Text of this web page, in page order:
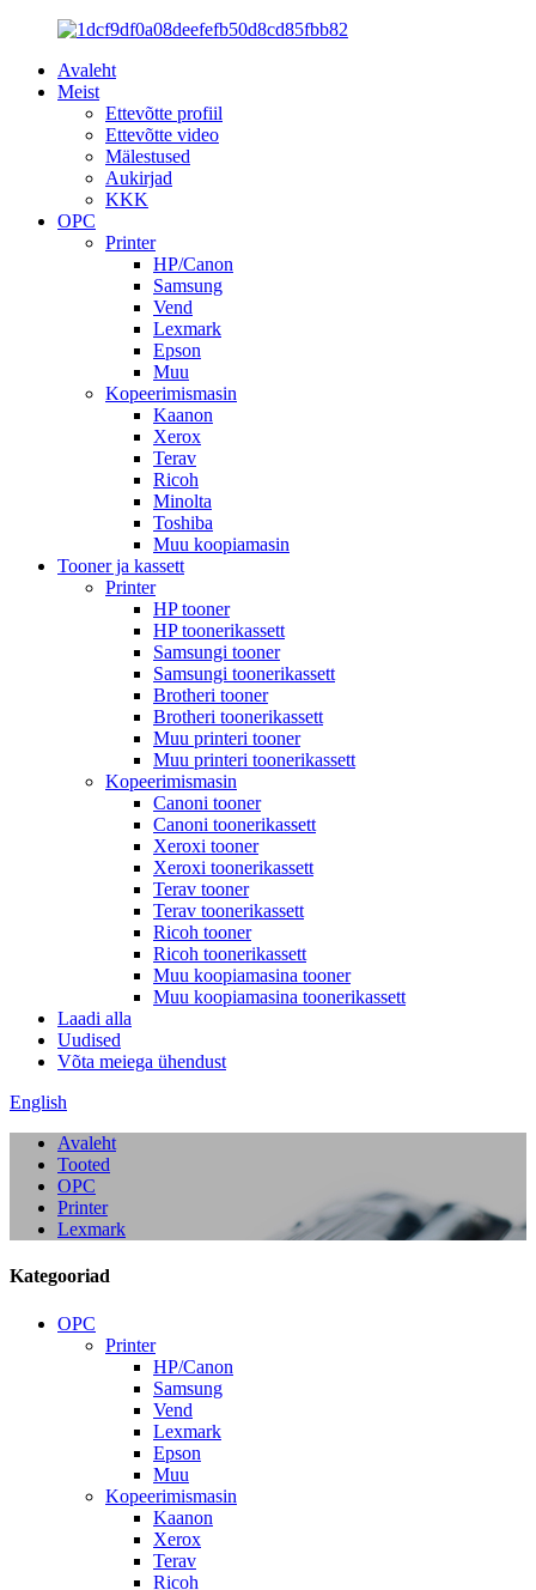
Avaleht
Meist
Ettevõtte profiil
Ettevõtte video
Mälestused
Aukirjad
KKK
OPC
Printer
HP/Canon
Samsung
Vend
Lexmark
Epson
Muu
Kopeerimismasin
Kaanon
Xerox
Terav
Ricoh
Minolta
Toshiba
Muu koopiamasin
Tooner ja kassett
Printer
HP tooner
HP toonerikassett
Samsungi tooner
Samsungi toonerikassett
Brotheri tooner
Brotheri toonerikassett
Muu printeri tooner
Muu printeri toonerikassett
Kopeerimismasin
Canoni tooner
Canoni toonerikassett
Xeroxi tooner
Xeroxi toonerikassett
Terav tooner
Terav toonerikassett
Ricoh tooner
Ricoh toonerikassett
Muu koopiamasina tooner
Muu koopiamasina toonerikassett
Laadi alla
Uudised
Võta meiega ühendust
English
Avaleht
Tooted
OPC
Printer
Lexmark
Kategooriad
OPC
Printer
HP/Canon
Samsung
Vend
Lexmark
Epson
Muu
Kopeerimismasin
Kaanon
Xerox
Terav
Ricoh